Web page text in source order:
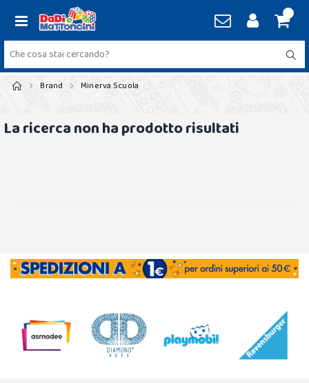
Brand Minerva Scuola
La ricerca non ha prodotto risultati